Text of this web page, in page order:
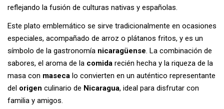
reflejando la fusión de culturas nativas y españolas.
Este plato emblemático se sirve tradicionalmente en ocasiones
especiales, acompañado de arroz o plátanos fritos, y es un
símbolo de la gastronomía nicaragüense. La combinación de
sabores, el aroma de la comida recién hecha y la riqueza de la
masa con maseca lo convierten en un auténtico representante
del origen culinario de Nicaragua, ideal para disfrutar con
familia y amigos.